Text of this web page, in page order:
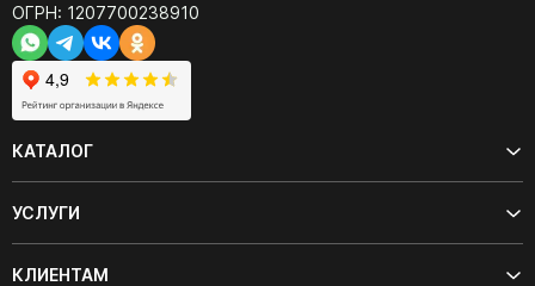
ОГРН: 1207700238910
КАТАЛОГ
УСЛУГИ
КЛИЕНТАМ